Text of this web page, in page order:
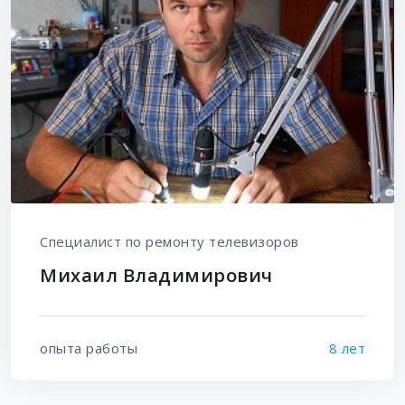
Специалист по ремонту телевизоров
Михаил Владимирович
опыта работы 8 лет